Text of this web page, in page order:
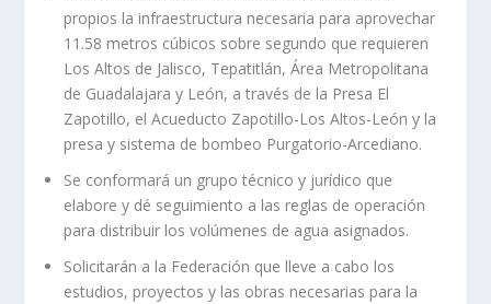
propios la infraestructura necesaria para aprovechar
11.58 metros cúbicos sobre segundo que requieren
Los Altos de Jalisco, Tepatitlán, Área Metropolitana
de Guadalajara y León, a través de la Presa El
Zapotillo, el Acueducto Zapotillo-Los Altos-León y la
presa y sistema de bombeo Purgatorio-Arcediano.
Se conformará un grupo técnico y jurídico que
elabore y dé seguimiento a las reglas de operación
para distribuir los volúmenes de agua asignados.
Solicitarán a la Federación que lleve a cabo los
estudios, proyectos y las obras necesarias para la